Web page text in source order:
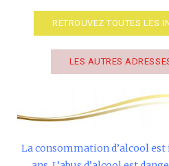
RETROUVEZ TOUTES LES
LES AUTRES
La consommation d’alcool